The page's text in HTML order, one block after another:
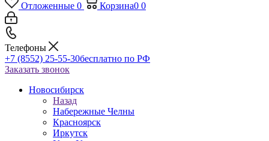
Отложенные 0 Корзина0 0
Телефоны
+7 (8552) 25-55-30бесплатно по РФ
Заказать звонок
Новосибирск
Назад
Набережные Челны
Красноярск
Иркутск